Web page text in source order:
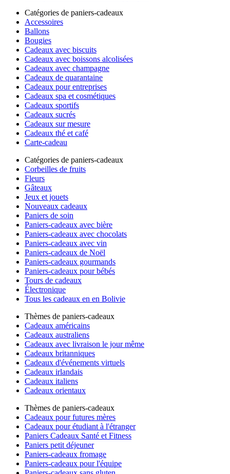
Catégories de paniers-cadeaux
Accessoires
Ballons
Bougies
Cadeaux avec biscuits
Cadeaux avec boissons alcolisées
Cadeaux avec champagne
Cadeaux de quarantaine
Cadeaux pour entreprises
Cadeaux spa et cosmétiques
Cadeaux sportifs
Cadeaux sucrés
Cadeaux sur mesure
Cadeaux thé et café
Carte-cadeau
Catégories de paniers-cadeaux
Corbeilles de fruits
Fleurs
Gâteaux
Jeux et jouets
Nouveaux cadeaux
Paniers de soin
Paniers-cadeaux avec bière
Paniers-cadeaux avec chocolats
Paniers-cadeaux avec vin
Paniers-cadeaux de Noël
Paniers-cadeaux gourmands
Paniers-cadeaux pour bébés
Tours de cadeaux
Électronique
Tous les cadeaux en en Bolivie
Thèmes de paniers-cadeaux
Cadeaux américains
Cadeaux australiens
Cadeaux avec livraison le jour même
Cadeaux britanniques
Cadeaux d'événements virtuels
Cadeaux irlandais
Cadeaux italiens
Cadeaux orientaux
Thèmes de paniers-cadeaux
Cadeaux pour futures mères
Cadeaux pour étudiant à l'étranger
Paniers Cadeaux Santé et Fitness
Paniers petit déjeuner
Paniers-cadeaux fromage
Paniers-cadeaux pour l'équipe